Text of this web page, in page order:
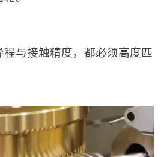
与接触精度，都必须高度匹